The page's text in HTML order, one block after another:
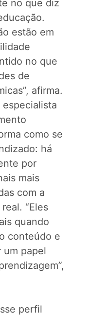
no que diz
estão em
no que
de
afirma.
como se
há
por
mais
com a
“Eles
quando
conteúdo e
um papel
perfil